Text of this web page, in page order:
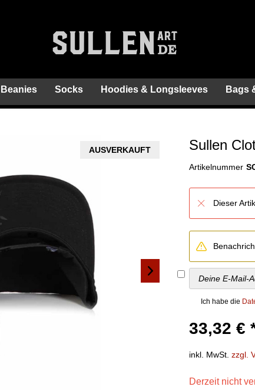
Socks Hoodies & Longsleeves Bags
AUSVERKAUFT Sullen
Artikelnummer
Dieser
Ich habe die
33,32 €
inkl. MwSt. zzgl.
Derzeit nicht